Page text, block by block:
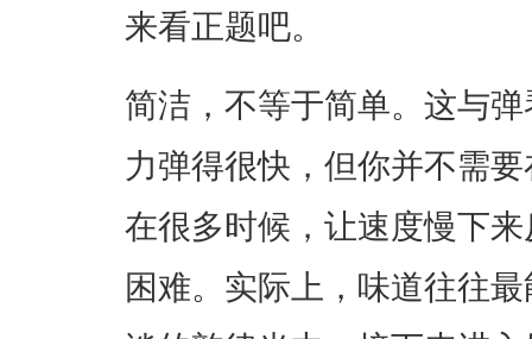
来看正题吧。
简洁，不等于简单。这与
力弹得很快，但你并不需
在很多时候，让速度慢下
困难。实际上，味道往往